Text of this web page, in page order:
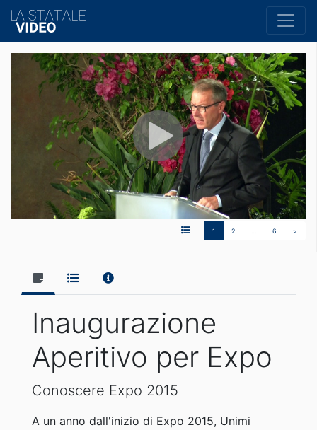
1 2 6 >
Inaugurazione
Aperitivo per Expo
Conoscere Expo 2015
A un anno dall'inizio di Expo 2015, Unimi